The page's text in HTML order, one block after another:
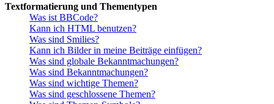
Textformatierung und Thementypen
Was ist BBCode?
Kann ich HTML benutzen?
Was sind Smilies?
Kann ich Bilder in meine Beiträge einfügen?
Was sind globale Bekanntmachungen?
Was sind Bekanntmachungen?
Was sind wichtige Themen?
Was sind geschlossene Themen?